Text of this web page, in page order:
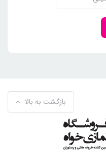
بازگشت به بالا